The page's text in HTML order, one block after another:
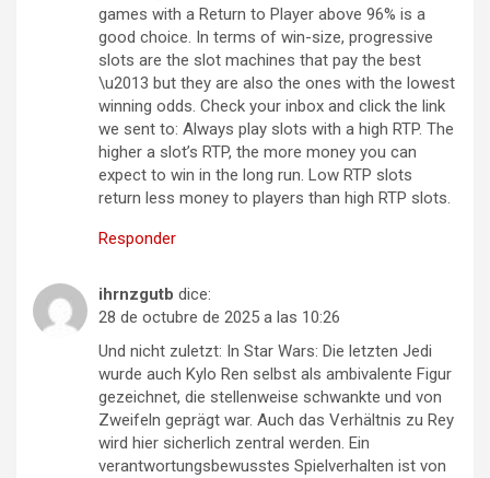
games with a Return to Player above 96% is a
good choice. In terms of win-size, progressive
slots are the slot machines that pay the best
\u2013 but they are also the ones with the lowest
winning odds. Check your inbox and click the link
we sent to: Always play slots with a high RTP. The
higher a slot’s RTP, the more money you can
expect to win in the long run. Low RTP slots
return less money to players than high RTP slots.
Responder
ihrnzgutb dice:
28 de octubre de 2025 a las 10:26
Und nicht zuletzt: In Star Wars: Die letzten Jedi
wurde auch Kylo Ren selbst als ambivalente Figur
gezeichnet, die stellenweise schwankte und von
Zweifeln geprägt war. Auch das Verhältnis zu Rey
wird hier sicherlich zentral werden. Ein
verantwortungsbewusstes Spielverhalten ist von